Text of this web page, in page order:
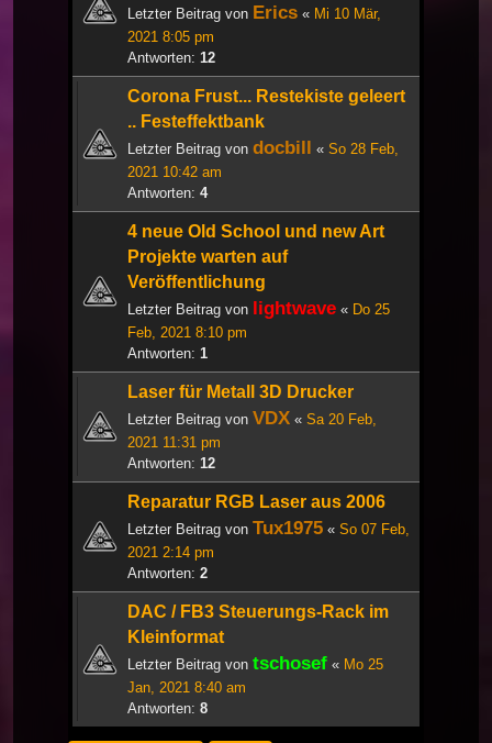
Letzter Beitrag von Erics « Mi 10 Mär,
2021 8:05 pm
Antworten: 12
Corona Frust... Restekiste geleert
.. Festeffektbank
Letzter Beitrag von docbill « So 28 Feb,
2021 10:42 am
Antworten: 4
4 neue Old School und new Art
Projekte warten auf
Veröffentlichung
Letzter Beitrag von lightwave « Do 25
Feb, 2021 8:10 pm
Antworten: 1
Laser für Metall 3D Drucker
Letzter Beitrag von VDX « Sa 20 Feb,
2021 11:31 pm
Antworten: 12
Reparatur RGB Laser aus 2006
Letzter Beitrag von Tux1975 « So 07 Feb,
2021 2:14 pm
Antworten: 2
DAC / FB3 Steuerungs-Rack im
Kleinformat
Letzter Beitrag von tschosef « Mo 25
Jan, 2021 8:40 am
Antworten: 8